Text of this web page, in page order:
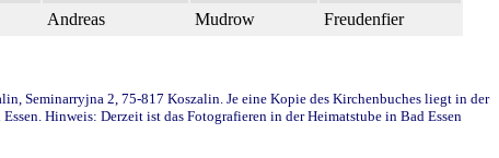
Andreas Mudrow Freudenfier
Seminarryjna 2, 75-817 Koszalin. Je eine Kopie des Kirchenbuches liegt in der
Hinweis: Derzeit ist das Fotografieren in der Heimatstube in Bad Essen